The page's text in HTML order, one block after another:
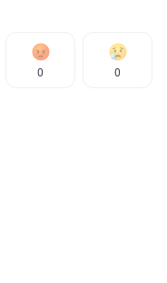
0 0